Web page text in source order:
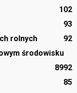
102
93
rolnych
92
środowisku
92
89
85